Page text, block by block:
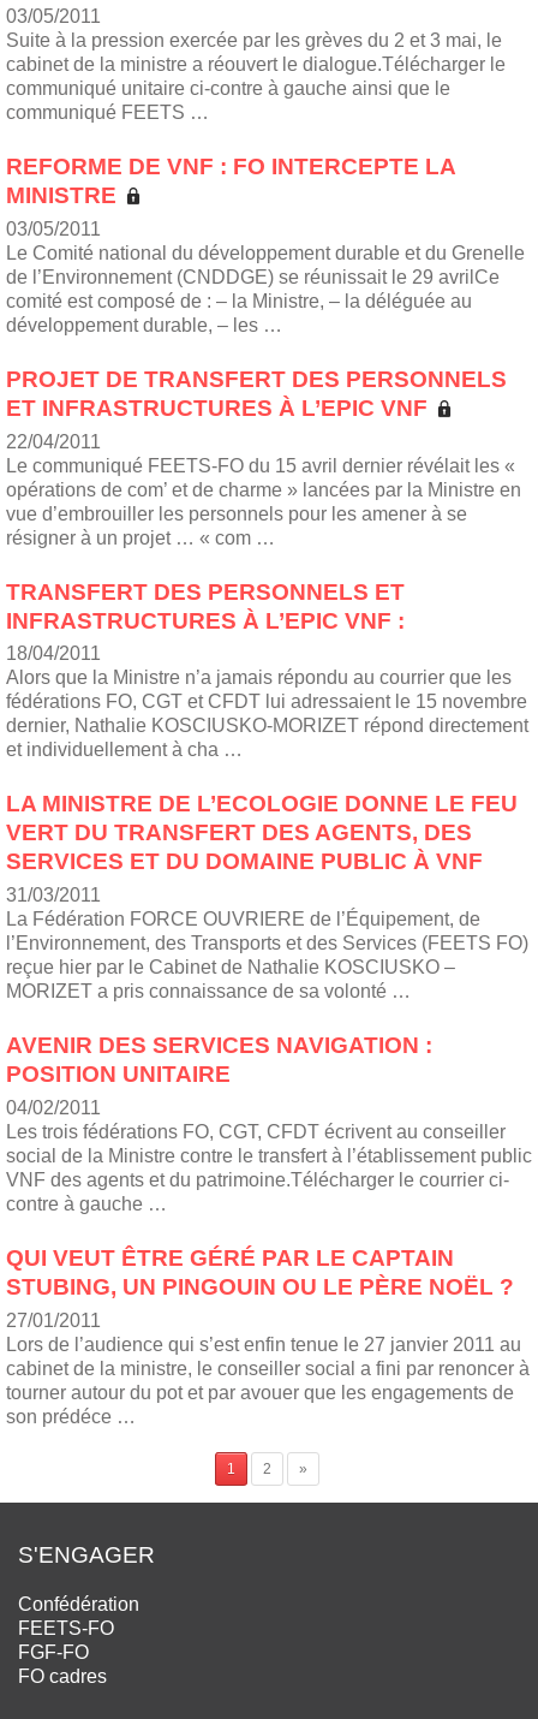
03/05/2011
Suite à la pression exercée par les grèves du 2 et 3 mai, le
cabinet de la ministre a réouvert le dialogue.Télécharger le
communiqué unitaire ci-contre à gauche ainsi que le
communiqué FEETS …
REFORME DE VNF : FO INTERCEPTE LA
MINISTRE
03/05/2011
Le Comité national du développement durable et du Grenelle
de l’Environnement (CNDDGE) se réunissait le 29 avrilCe
comité est composé de : – la Ministre, – la déléguée au
développement durable, – les …
PROJET DE TRANSFERT DES PERSONNELS
ET INFRASTRUCTURES À L’EPIC VNF
22/04/2011
Le communiqué FEETS-FO du 15 avril dernier révélait les «
opérations de com’ et de charme » lancées par la Ministre en
vue d’embrouiller les personnels pour les amener à se
résigner à un projet … « com …
TRANSFERT DES PERSONNELS ET
INFRASTRUCTURES À L’EPIC VNF :
18/04/2011
Alors que la Ministre n’a jamais répondu au courrier que les
fédérations FO, CGT et CFDT lui adressaient le 15 novembre
dernier, Nathalie KOSCIUSKO-MORIZET répond directement
et individuellement à cha …
LA MINISTRE DE L’ECOLOGIE DONNE LE FEU
VERT DU TRANSFERT DES AGENTS, DES
SERVICES ET DU DOMAINE PUBLIC À VNF
31/03/2011
La Fédération FORCE OUVRIERE de l’Équipement, de
l’Environnement, des Transports et des Services (FEETS FO)
reçue hier par le Cabinet de Nathalie KOSCIUSKO –
MORIZET a pris connaissance de sa volonté …
AVENIR DES SERVICES NAVIGATION :
POSITION UNITAIRE
04/02/2011
Les trois fédérations FO, CGT, CFDT écrivent au conseiller
social de la Ministre contre le transfert à l’établissement public
VNF des agents et du patrimoine.Télécharger le courrier ci-
contre à gauche …
QUI VEUT ÊTRE GÉRÉ PAR LE CAPTAIN
STUBING, UN PINGOUIN OU LE PÈRE NOËL ?
27/01/2011
Lors de l’audience qui s’est enfin tenue le 27 janvier 2011 au
cabinet de la ministre, le conseiller social a fini par renoncer à
tourner autour du pot et par avouer que les engagements de
son prédéce …
1 2 »
S'ENGAGER
Confédération
FEETS-FO
FGF-FO
FO cadres